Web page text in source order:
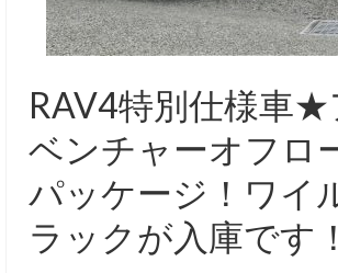
RAV4特別仕様車★
ベンチャーオフロ
パッケージ！ワイ
ラックが入庫です